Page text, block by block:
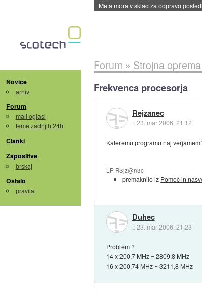
Meta mora v sklad za odpravo
Novice
arhiv
Forum
mali oglasi
teme zadnjih 24h
Članki
Zaposlitve
brskaj
Ostalo
pravila
Forum » Strojna oprema
Frekvenca procesorja
Rejzanec
::23. mar 2006, 21:12
Kateremu programu naj
LP R3jz@n3c
premaknilo iz Pomoč in
Duhec
::23. mar 2006, 21:23
Problem ?
14 x 200,7 MHz = 2809,8 MHz
16 x 200,74 MHz = 3211,8 MHz